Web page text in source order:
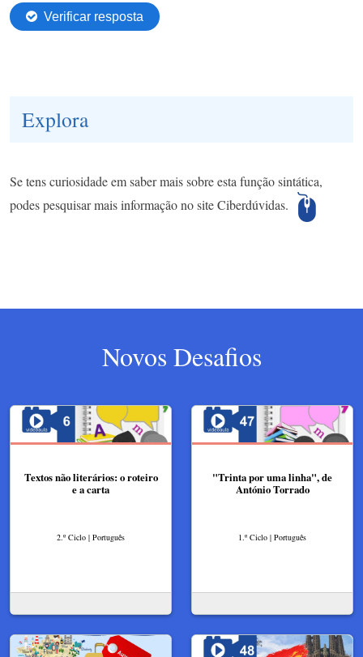
Explora
Se tens curiosidade em saber mais sobre esta função sintática,
podes pesquisar mais informação no site Ciberdúvidas.
Novos Desafios
Textos não literários: o roteiro
e a carta
2.º Ciclo | Português
"Trinta por uma linha", de
António Torrado
1.º Ciclo | Português